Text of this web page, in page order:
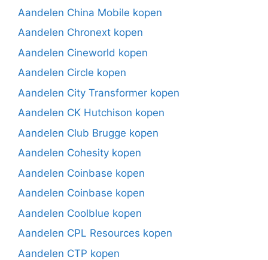
Aandelen China Mobile kopen
Aandelen Chronext kopen
Aandelen Cineworld kopen
Aandelen Circle kopen
Aandelen City Transformer kopen
Aandelen CK Hutchison kopen
Aandelen Club Brugge kopen
Aandelen Cohesity kopen
Aandelen Coinbase kopen
Aandelen Coinbase kopen
Aandelen Coolblue kopen
Aandelen CPL Resources kopen
Aandelen CTP kopen